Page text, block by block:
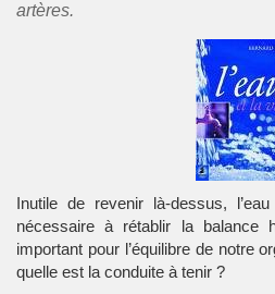
artères.
Inutile de revenir là-dessus,
nécessaire à rétablir la balance
important pour l’équilibre de notre
quelle est la conduite à tenir ?